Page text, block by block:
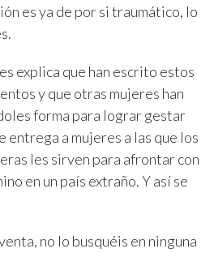
es ya de por si traumático, lo
explica que han escrito estos
y que otras mujeres han
forma para lograr gestar
entrega a mujeres a las que los
les sirven para afrontar con
en un país extraño. Y así se
no lo busquéis en ninguna